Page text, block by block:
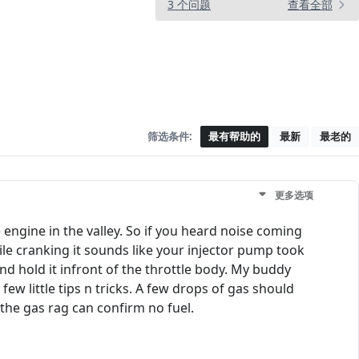
3 个问题 查看全部
筛选条件: 最有帮助的 最新 最老的
更多选项
in the valley. So if you heard noise coming
cranking it sounds like your injector pump took
hold it infront of the throttle body. My buddy
little tips n tricks. A few drops of gas should
gas rag can confirm no fuel.